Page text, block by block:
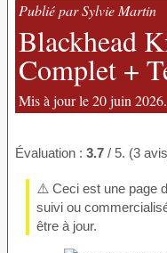
Publié par Sylvie Martin
Blackhead
Complet +
Mis à jour le 20 juin 2026.
Évaluation : 3.7 / 5. (3
⚠️ Ceci est une page
suivi ou
être à jour.